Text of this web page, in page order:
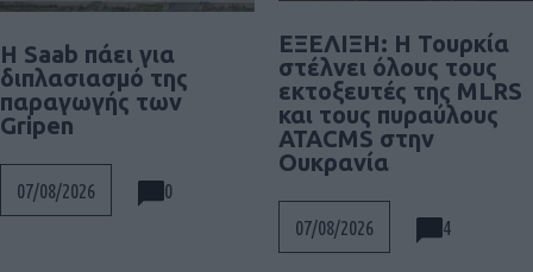
H Saab πάει για
διπλασιασμό της
παραγωγής των
Gripen
07/08/2026 0
ΕΞΕΛΙΞΗ: H Τουρκία
στέλνει όλους τους
εκτοξευτές της MLRS
και τους πυραύλους
ATACMS στην
Ουκρανία
07/08/2026 4